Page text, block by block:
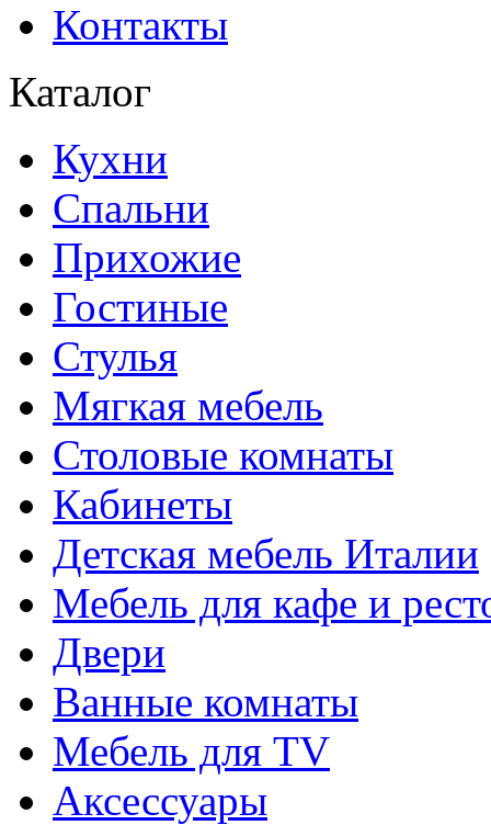
Контакты
Каталог
Кухни
Спальни
Прихожие
Гостиные
Стулья
Мягкая мебель
Столовые комнаты
Кабинеты
Детская мебель Италии
Мебель для кафе и
Двери
Ванные комнаты
Мебель для TV
Аксессуары